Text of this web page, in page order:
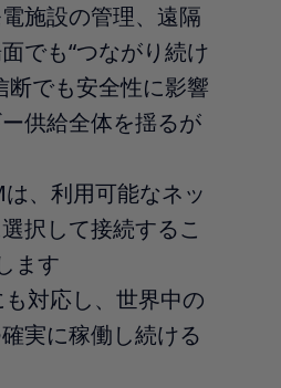
施設の管理、遠隔
でも“つながり続け
断でも安全性に影響
供給全体を揺るが
、利用可能なネッ
択して接続するこ
ます
対応し、世界中の
実に稼働し続ける